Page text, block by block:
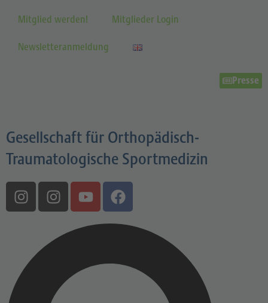
Mitglied werden! Mitglieder Login
Newsletteranmeldung
Presse
Gesellschaft für Orthopädisch-
Traumatologische Sportmedizin